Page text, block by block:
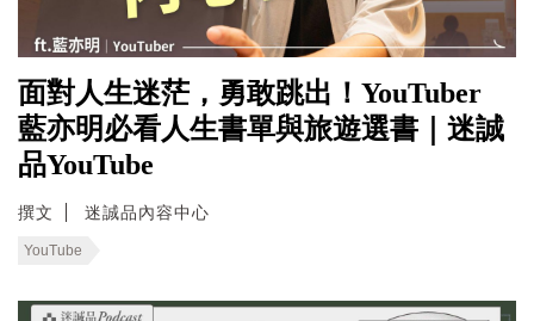
面對人生迷茫，勇敢跳出！YouTuber
藍亦明必看人生書單與旅遊選書｜迷誠
品YouTube
撰文 迷誠品內容中心
YouTube